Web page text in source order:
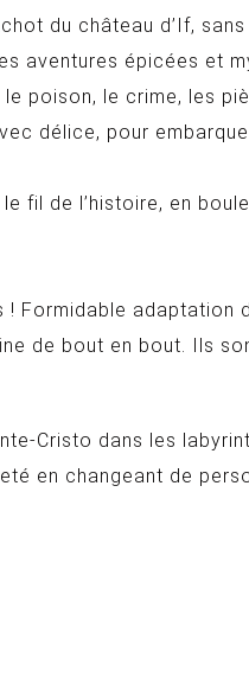
du château d’If,
aventures épicées et
poison, le crime, les
délice, pour
fil de l’histoire, en
Formidable adaptation
de bout en bout. Ils
Cristo dans les
en changeant de